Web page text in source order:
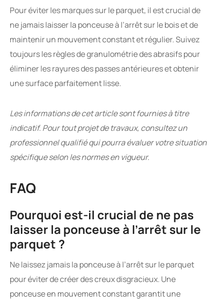
Pour éviter les marques sur le parquet, il est crucial de
ne jamais laisser la ponceuse à l’arrêt sur le bois et de
maintenir un mouvement constant et régulier. Suivez
toujours les règles de granulométrie des abrasifs pour
éliminer les rayures des passes antérieures et obtenir
une surface parfaitement lisse.
Les informations de cet article sont fournies à titre
indicatif. Pour tout projet de travaux, consultez un
professionnel qualifié qui pourra évaluer votre situation
spécifique selon les normes en vigueur.
FAQ
Pourquoi est-il crucial de ne pas
laisser la ponceuse à l’arrêt sur le
parquet ?
Ne laissez jamais la ponceuse à l’arrêt sur le parquet
pour éviter de créer des creux disgracieux. Une
ponceuse en mouvement constant garantit une